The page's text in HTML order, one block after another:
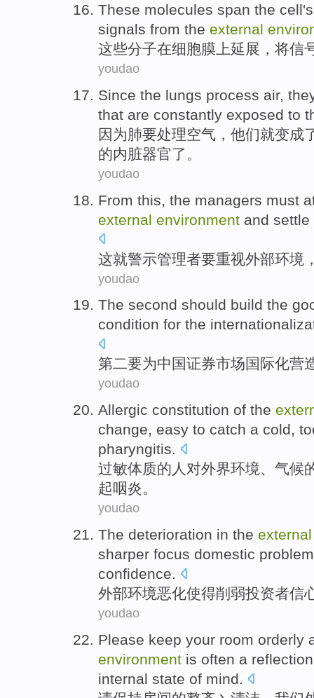
These molecules span the
signals from the external
这些分子在细胞膜 上延展 ，将信
youdao
Since the lungs process air,
that are constantly exposed to
因为肺要处理空气 ， 他们就变成
的内脏器官了。
youdao
From this the managers must
external environment and settle
这就警示管理者要重视外部环境
youdao
The second should build the
condition for the
第二要为中国证券市场国际化营
youdao
Allergic constitution of the
change, easy to catch a cold,
pharyngitis.
过敏体质的 人对外界环境、 气候
起咽炎。
youdao
The deterioration in the external
sharper focus domestic
confidence.
外部环境恶化使得削弱投资者信
youdao
Please keep your room orderly
environment is often a reflection
internal state of mind.